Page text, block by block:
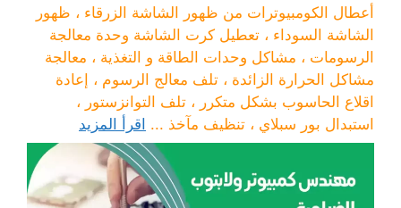
أعطال الكومبيوترات من ظهور الشاشة الزرقاء ، ظهور
الشاشة السوداء ، تعطيل كرت الشاشة وحدة معالجة
الرسومات ، مشاكل وحدات الطاقة و التغذية ، معالجة
مشاكل الحرارة الزائدة ، تلف معالج الرسوم ، إعادة
اقلاع الحاسوب بشكل متكرر ، تلف التوانزستور ،
استبدال بور سبلاي ، تنظيف مآخذ ... اقرأ المزيد